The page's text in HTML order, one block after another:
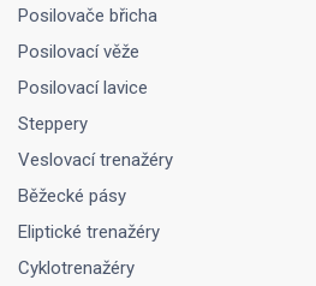
Posilovače břicha
Posilovací věže
Posilovací lavice
Steppery
Veslovací trenažéry
Běžecké pásy
Eliptické trenažéry
Cyklotrenažéry